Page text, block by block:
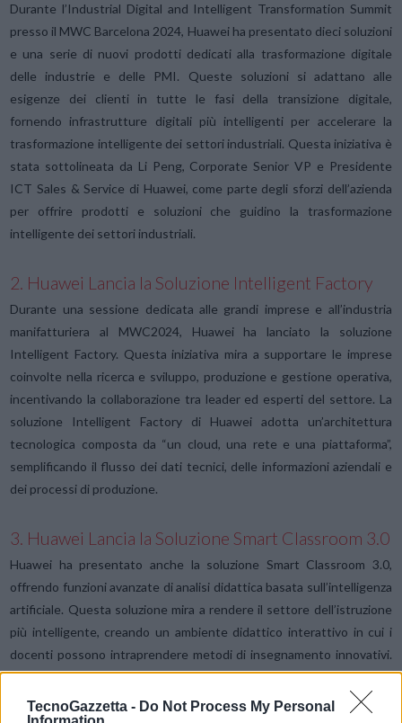
TecnoGazzetta - Do Not Process My Personal
Durante l’Industrial Digital and Intelligent Transformation Summit
presso il MWC Barcelona 2024, Huawei ha presentato dieci soluzioni
e una serie di nuovi prodotti dedicati alla trasformazione digitale
delle industrie e delle PMI. Queste soluzioni si adattano alle
esigenze dei clienti in tutte le fasi della transizione digitale,
fornendo infrastrutture digitali più intelligenti per accelerare la
trasformazione intelligente dei settori industriali. Questa iniziativa è
stata sottolineata da Li Peng, Corporate Senior VP e Presidente
ICT Sales & Service di Huawei, come parte degli sforzi dell’azienda
per offrire prodotti e soluzioni che guidino la trasformazione
intelligente dei settori industriali.
2. Huawei Lancia la Soluzione Intelligent Factory
Durante una sessione dedicata alle grandi imprese e all’industria
manifatturiera al MWC2024, Huawei ha lanciato la soluzione
Intelligent Factory. Questa iniziativa mira a supportare le imprese
coinvolte nella ricerca e sviluppo, produzione e gestione operativa,
incentivando la collaborazione tra leader ed esperti del settore. La
soluzione Intelligent Factory di Huawei adotta un’architettura
tecnologica composta da “un cloud, una rete e una piattaforma”,
semplificando il flusso dei dati tecnici, delle informazioni aziendali e
dei processi di produzione.
3. Huawei Lancia la Soluzione Smart Classroom 3.0
Huawei ha presentato anche la soluzione Smart Classroom 3.0,
offrendo funzioni avanzate di analisi didattica basata sull’intelligenza
artificiale. Questa soluzione mira a rendere il settore dell’istruzione
più intelligente, creando un ambiente didattico interattivo in cui i
docenti possono intraprendere metodi di insegnamento innovativi.
La soluzione utilizza modelli didattici basati sull’intelligenza artificiale
per analizzare e recuperare in modo intelligente i contenuti più